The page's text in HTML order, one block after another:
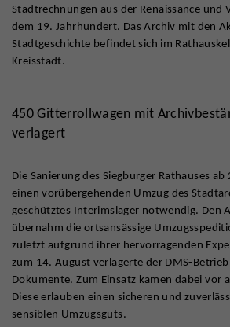
Stadtrechnungen aus der Renaissance und
dem 19. Jahrhundert. Das Archiv mit den
Stadtgeschichte befindet sich im
Kreisstadt.
450 Gitterrollwagen mit
verlagert
Die Sanierung des Siegburger Rathauses
einen vorübergehenden Umzug des
geschütztes Interimslager notwendig. Den
übernahm die ortsansässige
zuletzt aufgrund ihrer hervorragenden
zum 14. August verlagerte der DMS-
Dokumente. Zum Einsatz kamen dabei vor
Diese erlauben einen sicheren und
sensiblen Umzugsguts.